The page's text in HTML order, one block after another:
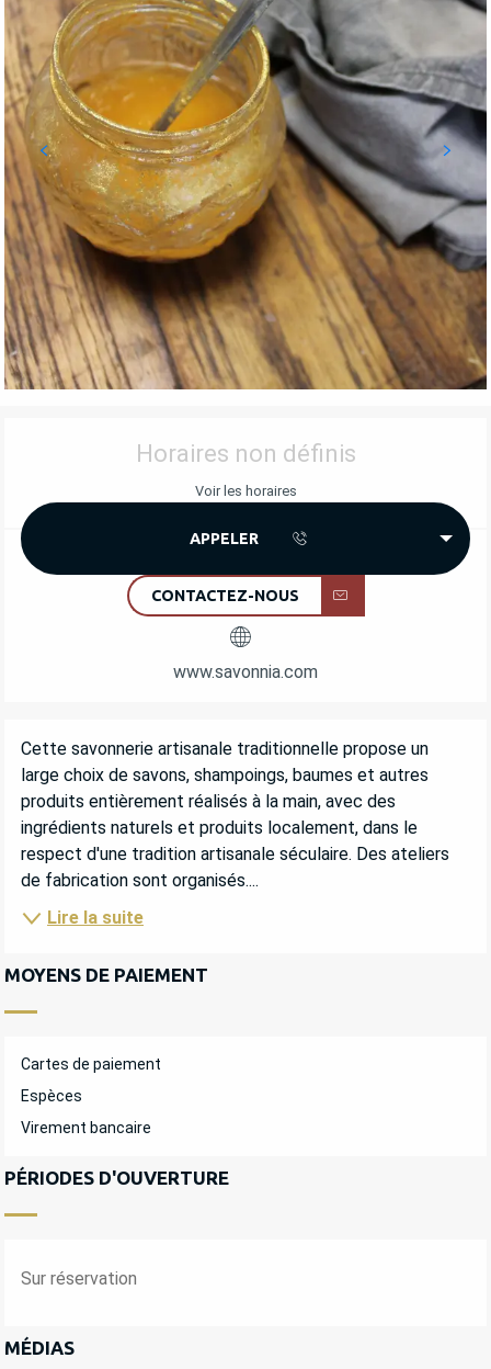
OUVERTURE ET COORDONNÉES
Horaires non définis
Voir les horaires
APPELER
CONTACTEZ-NOUS
www.savonnia.com
DESCRIPTION
Cette savonnerie artisanale traditionnelle propose un
large choix de savons, shampoings, baumes et autres
produits entièrement réalisés à la main, avec des
ingrédients naturels et produits localement, dans le
respect d'une tradition artisanale séculaire. Des ateliers
de fabrication sont organisés....
Lire la suite
MOYENS DE PAIEMENT
Cartes de paiement
Espèces
Virement bancaire
PÉRIODES D'OUVERTURE
Sur réservation
MÉDIAS